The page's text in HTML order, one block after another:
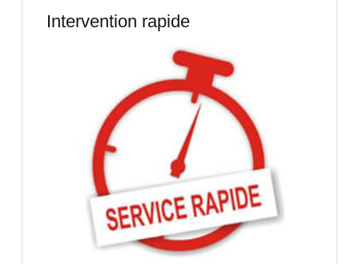
Intervention rapide